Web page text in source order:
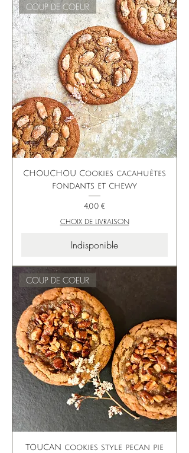
COUP DE COEUR
CHOUCHOU Cookies cacahuètes
fondants et chewy
Prix
4,00 €
CHOIX DE LIVRAISON
Indisponible
COUP DE COEUR
TOUCAN cookies style pecan pie